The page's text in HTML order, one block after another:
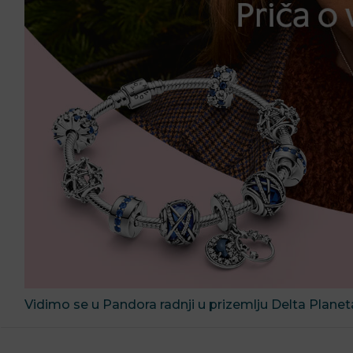
Vidimo se u Pandora radnji u prizemlju Delta